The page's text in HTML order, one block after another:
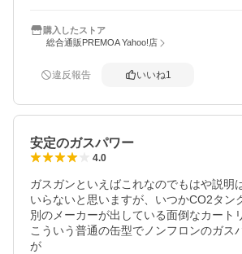
00円は超えます
のちポイント還元分、同梱送料（無料）
そして、最安値の同店で買い物を組み合
2～5本を購入する
この事によって送料込みで1650～1750
が可能です
0円も浮きます
お勧めです
購入したストア
総合通販PREMOA Yahoo!店
違反報告 いいね1
安定のガスパワー
4.0
ガスガンといえばこれなのでもはや説明
いらないと思いますが、いつかCO2タン
別のメーカーが出している面倒なカート
こういう普通の缶型でノンフロンのガス
が